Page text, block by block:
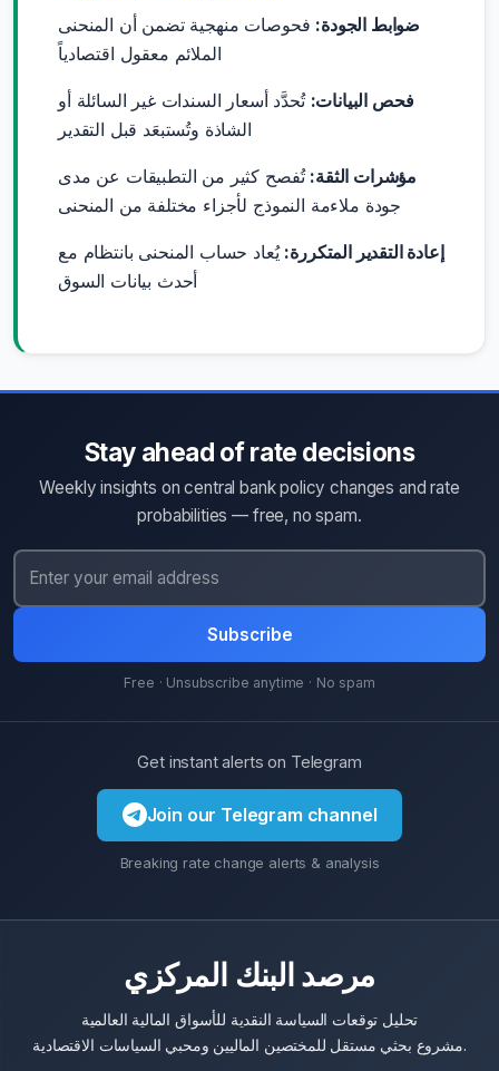
ضوابط الجودة: فحوصات منهجية تضمن أن المنحنى
الملائم معقول اقتصادياً
فحص البيانات: تُحدَّد أسعار السندات غير السائلة أو
الشاذة وتُستبعَد قبل التقدير
مؤشرات الثقة: تُفصح كثير من التطبيقات عن مدى
جودة ملاءمة النموذج لأجزاء مختلفة من المنحنى
إعادة التقدير المتكررة: يُعاد حساب المنحنى بانتظام مع
أحدث بيانات السوق
Stay ahead of rate decisions
Weekly insights on central bank policy changes and rate
probabilities — free, no spam.
Subscribe
Free · Unsubscribe anytime · No spam
Get instant alerts on Telegram
Join our Telegram channel
Breaking rate change alerts & analysis
مرصد البنك المركزي
تحليل توقعات السياسة النقدية للأسواق المالية العالمية
مشروع بحثي مستقل للمختصين الماليين ومحبي السياسات الاقتصادية.